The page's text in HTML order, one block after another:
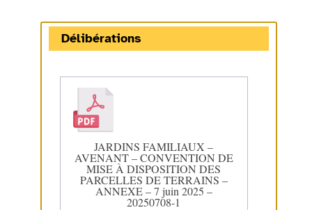
Délibérations
JARDINS FAMILIAUX –
AVENANT – CONVENTION DE
MISE À DISPOSITION DES
PARCELLES DE TERRAINS –
ANNEXE – 7 juin 2025 –
20250708-1